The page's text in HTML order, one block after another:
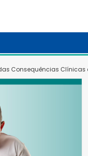
Consequências Clínicas